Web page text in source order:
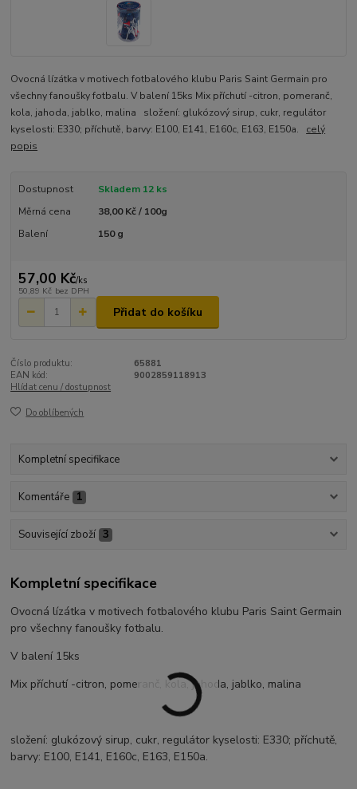
Ovocná lízátka v motivech fotbalového klubu Paris Saint Germain pro
všechny fanoušky fotbalu. V balení 15ks Mix příchutí -citron, pomeranč,
kola, jahoda, jablko, malina složení: glukózový sirup, cukr, regulátor
kyselosti: E330; příchutě, barvy: E100, E141, E160c, E163, E150a. celý
popis
Dostupnost
Skladem 12 ks
Měrná cena
38,00 Kč / 100g
Balení
150 g
57,00 Kč/ks
50,89 Kč bez DPH
Přidat do košíku
Číslo produktu:
65881
EAN kód:
9002859118913
Hlídat cenu / dostupnost
Do oblíbených
Kompletní specifikace
Komentáře 1
Související zboží 3
Kompletní specifikace
Ovocná lízátka v motivech fotbalového klubu Paris Saint Germain
pro všechny fanoušky fotbalu.
V balení 15ks
Mix příchutí -citron, pomeranč, kola, jahoda, jablko, malina
složení: glukózový sirup, cukr, regulátor kyselosti: E330; příchutě,
barvy: E100, E141, E160c, E163, E150a.